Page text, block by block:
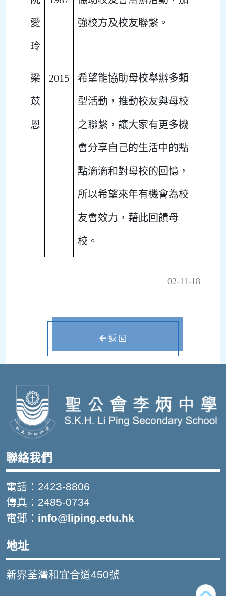
愛
玲
強校方及校友聯繫。
梁
苡
恩
2015 希望能協助母校舉辦多類
型活動，推動校友與母校
之聯繫，讓大家有更多機
會分享自己的生活中的點
點滴滴和對母校的回憶，
所以希望來年有機會為校
友會效力，藉此回饋母
校。
02-11-18
返 回
聯絡我們
電話：2423-8806
傳真：2485-0734
電郵： info@liping.edu.hk
地址
新界荃灣和宜合道450號